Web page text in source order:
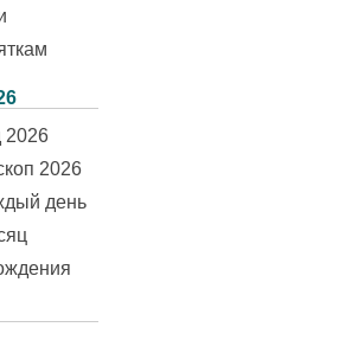
2026
2026
день